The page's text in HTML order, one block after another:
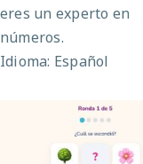
eres un experto en
números.
Idioma: Español